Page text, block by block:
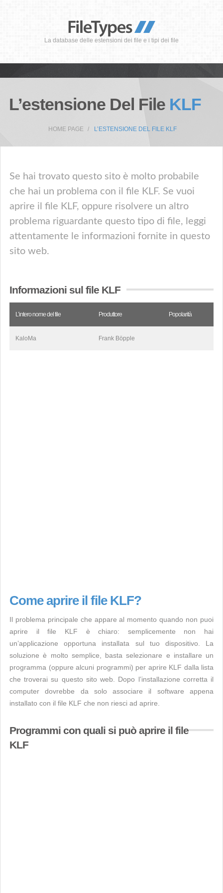
La database delle estensioni dei file e i tipi dei file
L’estensione Del File KLF
HOME PAGE L’ESTENSIONE DEL FILE KLF
Se hai trovato questo sito è molto probabile
che hai un problema con il file KLF. Se vuoi
aprire il file KLF, oppure risolvere un altro
problema riguardante questo tipo di file, leggi
attentamente le informazioni fornite in questo
sito web.
Informazioni sul file KLF
L’intero nome del file Produttore Popolarità
KaloMa Frank Böpple
Come aprire il file KLF?
Il problema principale che appare al momento quando non puoi
aprire il file KLF è chiaro: semplicemente non hai
un’applicazione opportuna installata sul tuo dispositivo. La
soluzione è molto semplice, basta selezionare e installare un
programma (oppure alcuni programmi) per aprire KLF dalla lista
che troverai su questo sito web. Dopo l’installazione corretta il
computer dovrebbe da solo associare il software appena
installato con il file KLF che non riesci ad aprire.
Programmi con quali si può aprire il file
KLF